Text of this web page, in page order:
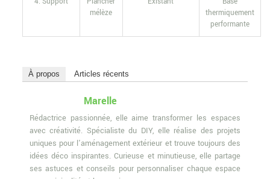
mélèze
thermiquement
performante
À propos Articles récents
Marelle
Rédactrice passionnée, elle aime transformer les espaces
avec créativité. Spécialiste du DIY, elle réalise des projets
uniques pour l'aménagement extérieur et trouve toujours des
idées déco inspirantes. Curieuse et minutieuse, elle partage
ses astuces et conseils pour personnaliser chaque espace